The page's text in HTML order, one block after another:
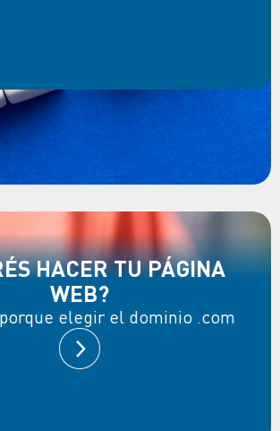
HACER TU PÁGINA
WEB?
elegir el dominio .com